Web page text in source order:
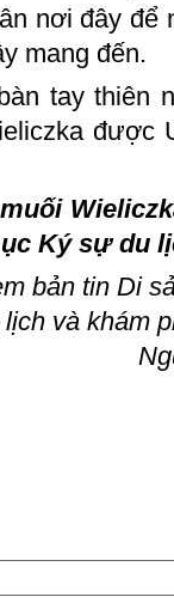
nơi đây
mang đến.
tay thiên
được
Ký sự du
bản tin Di
và khám